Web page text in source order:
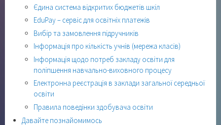
Єдина система відкритих бюджетів шкіл
EduPay – сервіс для освітніх платежів
Вибір та замовлення підручників
Інформація про кількість учнів (мережа класів)
Інформація щодо потреб закладу освіти для
поліпшення навчально-виховного процесу
Електронна реєстрація в заклади загальної середньої
освіти
Правила поведінки здобувача освіти
Давайте познайомимось